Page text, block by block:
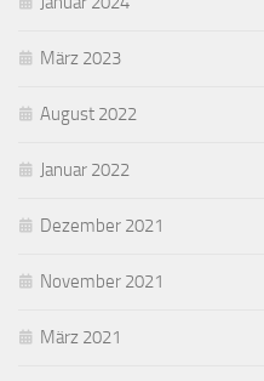
März 2023
August 2022
Januar 2022
Dezember 2021
November 2021
März 2021